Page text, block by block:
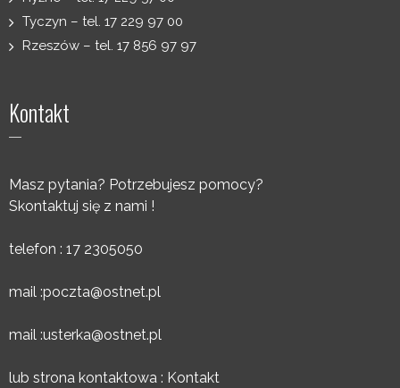
Tyczyn – tel. 17 229 97 00
Rzeszów – tel. 17 856 97 97
Kontakt
Masz pytania? Potrzebujesz pomocy?
Skontaktuj się z nami !
telefon : 17 2305050
mail :poczta@ostnet.pl
mail :usterka@ostnet.pl
lub strona kontaktowa : Kontakt